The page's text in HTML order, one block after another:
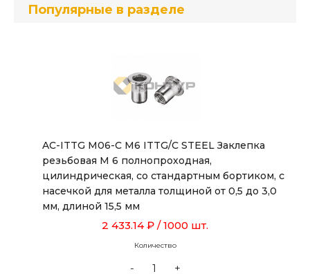
Популярные в разделе
AC-ITTG M06-C M6 ITTG/C STEEL Заклепка
резьбовая М 6 полнопроходная,
цилиндрическая, со стандартным бортиком, с
насечкой для металла толщиной от 0,5 до 3,0
мм, длиной 15,5 мм
2 433.14 ₽ / 1000 шт.
Количество
- +